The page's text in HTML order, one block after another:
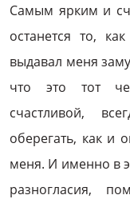
Самым ярким и
останется то,
выдавал меня
что это тот
счастливой,
оберегать, как и
меня. И именно в
разногласия,